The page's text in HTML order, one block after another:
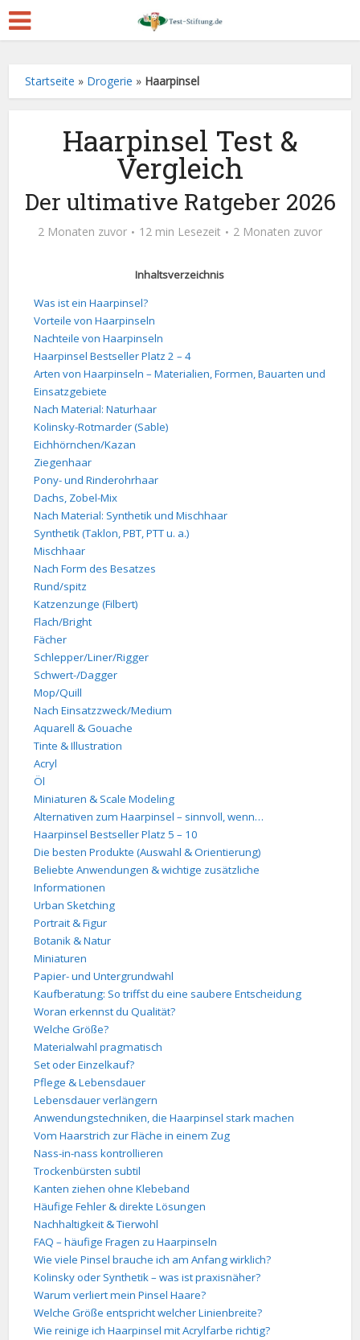
Startseite » Drogerie » Haarpinsel
Haarpinsel Test &
Vergleich
Der ultimative Ratgeber 2026
2 Monaten zuvor 12 min Lesezeit 2 Monaten zuvor
Inhaltsverzeichnis
Was ist ein Haarpinsel?
Vorteile von Haarpinseln
Nachteile von Haarpinseln
Haarpinsel Bestseller Platz 2 – 4
Arten von Haarpinseln – Materialien, Formen, Bauarten und
Einsatzgebiete
Nach Material: Naturhaar
Kolinsky-Rotmarder (Sable)
Eichhörnchen/Kazan
Ziegenhaar
Pony- und Rinderohrhaar
Dachs, Zobel-Mix
Nach Material: Synthetik und Mischhaar
Synthetik (Taklon, PBT, PTT u. a.)
Mischhaar
Nach Form des Besatzes
Rund/spitz
Katzenzunge (Filbert)
Flach/Bright
Fächer
Schlepper/Liner/Rigger
Schwert-/Dagger
Mop/Quill
Nach Einsatzzweck/Medium
Aquarell & Gouache
Tinte & Illustration
Acryl
Öl
Miniaturen & Scale Modeling
Alternativen zum Haarpinsel – sinnvoll, wenn…
Haarpinsel Bestseller Platz 5 – 10
Die besten Produkte (Auswahl & Orientierung)
Beliebte Anwendungen & wichtige zusätzliche
Informationen
Urban Sketching
Portrait & Figur
Botanik & Natur
Miniaturen
Papier- und Untergrundwahl
Kaufberatung: So triffst du eine saubere Entscheidung
Woran erkennst du Qualität?
Welche Größe?
Materialwahl pragmatisch
Set oder Einzelkauf?
Pflege & Lebensdauer
Lebensdauer verlängern
Anwendungstechniken, die Haarpinsel stark machen
Vom Haarstrich zur Fläche in einem Zug
Nass-in-nass kontrollieren
Trockenbürsten subtil
Kanten ziehen ohne Klebeband
Häufige Fehler & direkte Lösungen
Nachhaltigkeit & Tierwohl
FAQ – häufige Fragen zu Haarpinseln
Wie viele Pinsel brauche ich am Anfang wirklich?
Kolinsky oder Synthetik – was ist praxisnäher?
Warum verliert mein Pinsel Haare?
Welche Größe entspricht welcher Linienbreite?
Wie reinige ich Haarpinsel mit Acrylfarbe richtig?